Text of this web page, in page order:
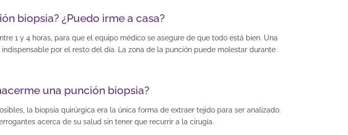
biopsia? ¿Puedo irme a casa?
1 y 4 horas, para que el equipo médico se asegure de que todo está bien. Una
por el resto del día. La zona de la punción puede molestar durante
una punción biopsia?
la biopsia quirúrgica era la única forma de extraer tejido para ser analizado.
acerca de su salud sin tener que recurrir a la cirugí­a.